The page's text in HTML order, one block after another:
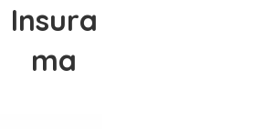
Insura
ma